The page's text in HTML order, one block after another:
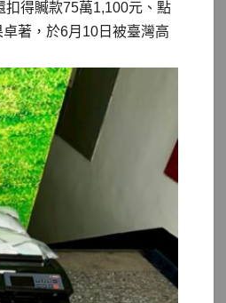
扣得贓款75萬1,100元、點
著，於6月10日被臺灣高